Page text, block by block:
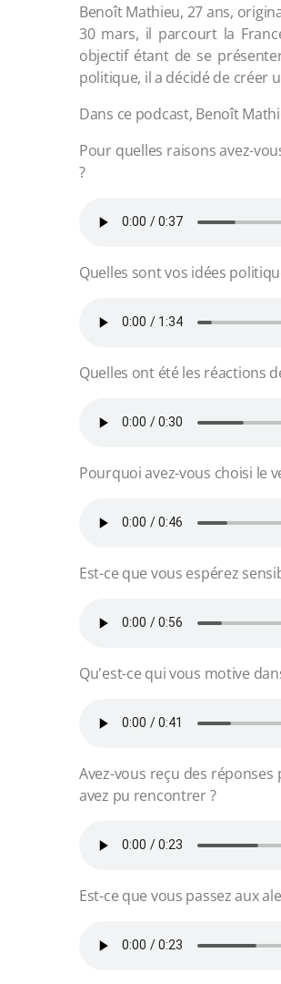
Benoît Mathieu, 27 ans,
30 mars, il parcourt la
objectif étant de se
politique, il a décidé de créer
Dans ce podcast, Benoît
Pour quelles raisons avez-
?
Quelles sont vos idées
Quelles ont été les réactions
Pourquoi avez-vous choisi le
Est-ce que vous espérez
Qu'est-ce qui vous motive
Avez-vous reçu des
avez pu rencontrer ?
Est-ce que vous passez aux